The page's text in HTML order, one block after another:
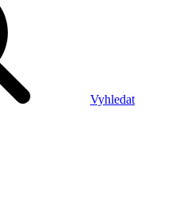
Vyhledat